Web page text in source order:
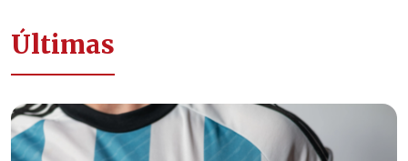
Últimas